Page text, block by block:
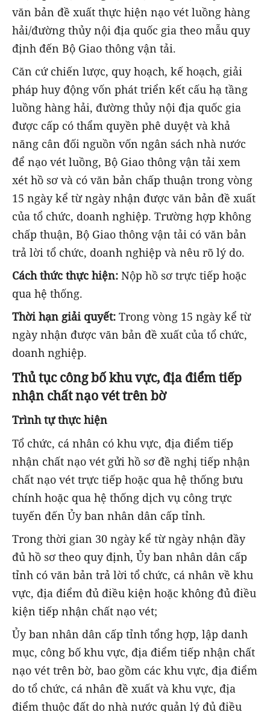
văn bản đề xuất thực hiện nạo vét luồng hàng
hải/đường thủy nội địa quốc gia theo mẫu quy
định đến Bộ Giao thông vận tải.
Căn cứ chiến lược, quy hoạch, kế hoạch, giải
pháp huy động vốn phát triển kết cấu hạ tầng
luồng hàng hải, đường thủy nội địa quốc gia
được cấp có thẩm quyền phê duyệt và khả
năng cân đối nguồn vốn ngân sách nhà nước
để nạo vét luồng, Bộ Giao thông vận tải xem
xét hồ sơ và có văn bản chấp thuận trong vòng
15 ngày kể từ ngày nhận được văn bản đề xuất
của tổ chức, doanh nghiệp. Trường hợp không
chấp thuận, Bộ Giao thông vận tải có văn bản
trả lời tổ chức, doanh nghiệp và nêu rõ lý do.
Cách thức thực hiện: Nộp hồ sơ trực tiếp hoặc
qua hệ thống.
Thời hạn giải quyết: Trong vòng 15 ngày kể từ
ngày nhận được văn bản đề xuất của tổ chức,
doanh nghiệp.
Thủ tục công bố khu vực, địa điểm tiếp
nhận chất nạo vét trên bờ
Trình tự thực hiện
Tổ chức, cá nhân có khu vực, địa điểm tiếp
nhận chất nạo vét gửi hồ sơ đề nghị tiếp nhận
chất nạo vét trực tiếp hoặc qua hệ thống bưu
chính hoặc qua hệ thống dịch vụ công trực
tuyến đến Ủy ban nhân dân cấp tỉnh.
Trong thời gian 30 ngày kể từ ngày nhận đầy
đủ hồ sơ theo quy định, Ủy ban nhân dân cấp
tỉnh có văn bản trả lời tổ chức, cá nhân về khu
vực, địa điểm đủ điều kiện hoặc không đủ điều
kiện tiếp nhận chất nạo vét;
Ủy ban nhân dân cấp tỉnh tổng hợp, lập danh
mục, công bố khu vực, địa điểm tiếp nhận chất
nạo vét trên bờ, bao gồm các khu vực, địa điểm
do tổ chức, cá nhân đề xuất và khu vực, địa
điểm thuộc đất do nhà nước quản lý đủ điều